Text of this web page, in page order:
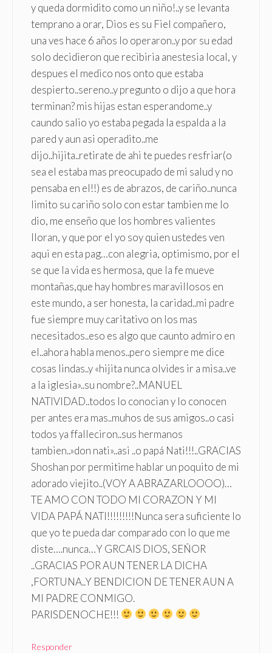
y queda dormidito como un niño!..y se levanta
temprano a orar, Dios es su Fiel compañero,
una ves hace 6 años lo operaron..y por su edad
solo decidieron que recibiria anestesia local, y
despues el medico nos onto que estaba
despierto..sereno..y pregunto o dijo a que hora
terminan? mis hijas estan esperandome..y
caundo salio yo estaba pegada la espalda a la
pared y aun asi operadito..me
dijo..hijita..retirate de ahi te puedes resfriar(o
sea el estaba mas preocupado de mi salud y no
pensaba en el!!) es de abrazos, de cariño..nunca
limito su cariño solo con estar tambien me lo
dio, me enseño que los hombres valientes
lloran, y que por el yo soy quien ustedes ven
aqui en esta pag…con alegria, optimismo, por el
se que la vida es hermosa, que la fe mueve
montañas,que hay hombres maravillosos en
este mundo, a ser honesta, la caridad..mi padre
fue siempre muy caritativo on los mas
necesitados..eso es algo que caunto admiro en
el..ahora habla menos..pero siempre me dice
cosas lindas..y «hijita nunca olvides ir a misa..ve
a la iglesia»..su nombre?..MANUEL
NATIVIDAD..todos lo conocian y lo conocen
per antes era mas..muhos de sus amigos..o casi
todos ya ffalleciron..sus hermanos
tambien..»don nati»..asi ..o papá Nati!!!..GRACIAS
Shoshan por permitime hablar un poquito de mi
adorado viejito..(VOY A ABRAZARLOOOO)…
TE AMO CON TODO MI CORAZON Y MI
VIDA PAPÁ NATI!!!!!!!!!Nunca sera suficiente lo
que yo te pueda dar comparado con lo que me
diste….nunca…Y GRCAIS DIOS, SEÑOR
..GRACIAS POR AUN TENER LA DICHA
,FORTUNA..Y BENDICION DE TENER AUN A
MI PADRE CONMIGO.
PARISDENOCHE!!!
Responder